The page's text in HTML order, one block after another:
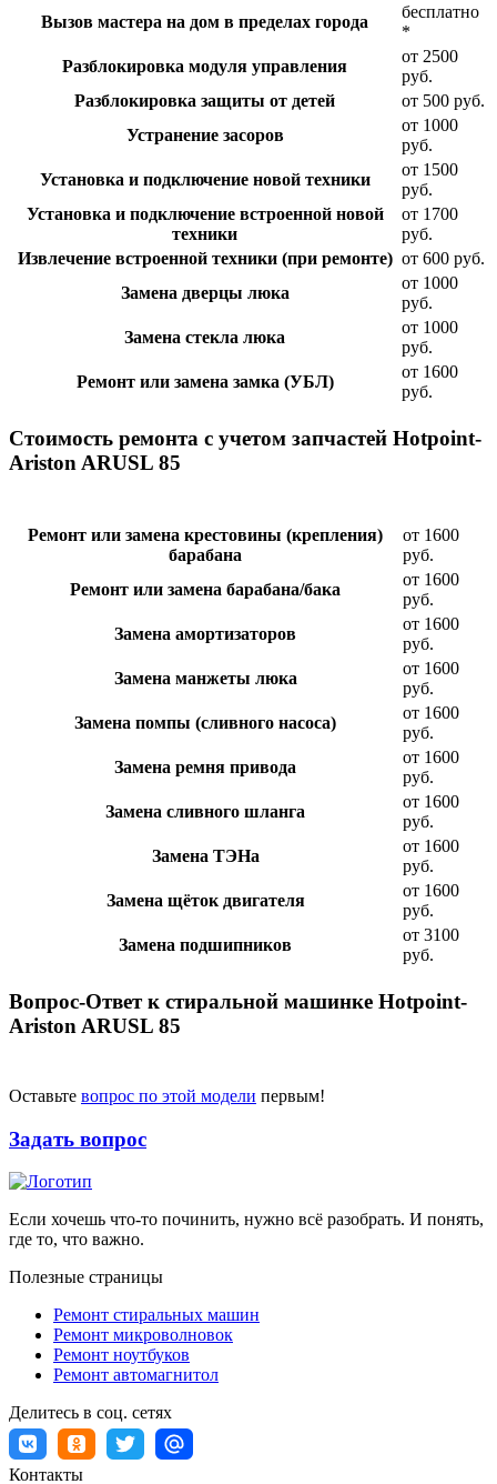
Вызов мастера на дом в пределах города
бесплатно
*
Разблокировка модуля управления
от 2500
руб.
Разблокировка защиты от детей
от 500 руб.
Устранение засоров
от 1000
руб.
Установка и подключение новой техники
от 1500
руб.
Установка и подключение встроенной новой
техники
от 1700
руб.
Извлечение встроенной техники (при ремонте) от 600 руб.
Замена дверцы люка
от 1000
руб.
Замена стекла люка
от 1000
руб.
Ремонт или замена замка (УБЛ)
от 1600
руб.
Стоимость ремонта с учетом запчастей Hotpoint-
Ariston ARUSL 85
Ремонт или замена крестовины (крепления)
барабана
от 1600
руб.
Ремонт или замена барабана/бака
от 1600
руб.
Замена амортизаторов
от 1600
руб.
Замена манжеты люка
от 1600
руб.
Замена помпы (сливного насоса)
от 1600
руб.
Замена ремня привода
от 1600
руб.
Замена сливного шланга
от 1600
руб.
Замена ТЭНа
от 1600
руб.
Замена щёток двигателя
от 1600
руб.
Замена подшипников
от 3100
руб.
Вопрос-Ответ к стиральной машинке Hotpoint-
Ariston ARUSL 85
Оставьте вопрос по этой модели первым!
Задать вопрос
Если хочешь что-то починить, нужно всё разобрать. И понять,
где то, что важно.
Полезные страницы
Ремонт стиральных машин
Ремонт микроволновок
Ремонт ноутбуков
Ремонт автомагнитол
Делитесь в соц. сетях
Контакты